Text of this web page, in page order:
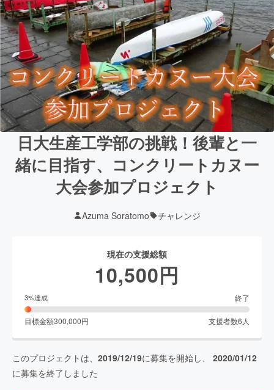
日大生産工学部の挑戦！後輩と一
緒に目指す、コンクリートカヌー
大会参加プロジェクト
Azuma Soratomo チャレンジ
現在の支援総額
10,500円
3%達成 終了
目標金額300,000円 支援者数6 人
このプロジェクトは、 2019/12/19に募集を開始し、 2020/01/12
に募集を終了しました